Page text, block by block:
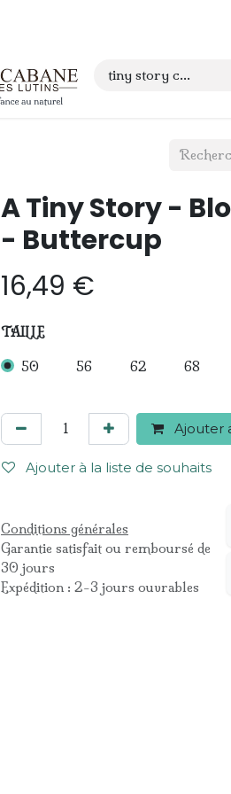
A Tiny Story -
- Buttercup
16,49 €
TAILLE
50 56 62 68
Ajouter
Ajouter à la liste de souhaits
Conditions générales
Garantie satisfait ou remboursé de
30 jours
Expédition : 2-3 jours ouvrables